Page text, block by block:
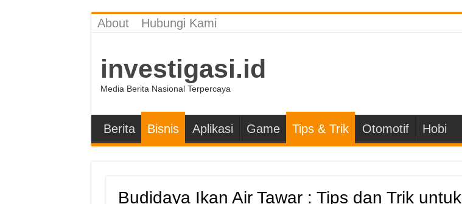
About Hubungi Kami
investigasi.id
Media Berita Nasional Terpercaya
Berita Bisnis Aplikasi Game Tips & Trik Otomotif Hobi
Budidaya Ikan Air Tawar : Tips dan Trik untuk